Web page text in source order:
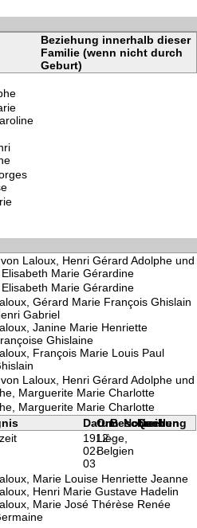
Beziehung innerhalb dieser
Familie (wenn nicht durch
Geburt)
Laloux, Henri Gérard Adolphe und
Marie Gérardine
Marie Gérardine
Gérard Marie François Ghislain
Gabriel
Janine Marie Henriette
Ghislaine
François Marie Louis Paul
Laloux, Henri Gérard Adolphe und
Marguerite Marie Charlotte
Marguerite Marie Charlotte
Datum
OrtBeschreibung
Notizen
Quellen
1912-
02-
03
Liège,
Belgien
Marie Louise Henriette Jeanne
Henri Marie Gustave Hadelin
Marie José Thérèse Renée